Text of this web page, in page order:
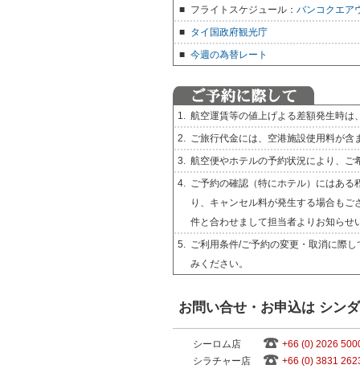
■ フライトスケジュール： バンコクエア
■
タイ国政府観光庁
■ 今週の為替レート
1. 航空運賃等の値上げよる差額発生時は
2. ご旅行代金には、空港施設使用料が含
3. 航空便やホテルの予約状況により、ご
4. ご予約の確認（特にホテル）にはあ
り、キャンセル料が発生する場合も
件と合わせまして担当者よりお知らせ
5. ご利用条件/ご予約の変更・取消に際
みください。
お問い合せ・お申込は シン
シーロム店
+66 (0) 2026
シラチャー店
+66 (0) 3831